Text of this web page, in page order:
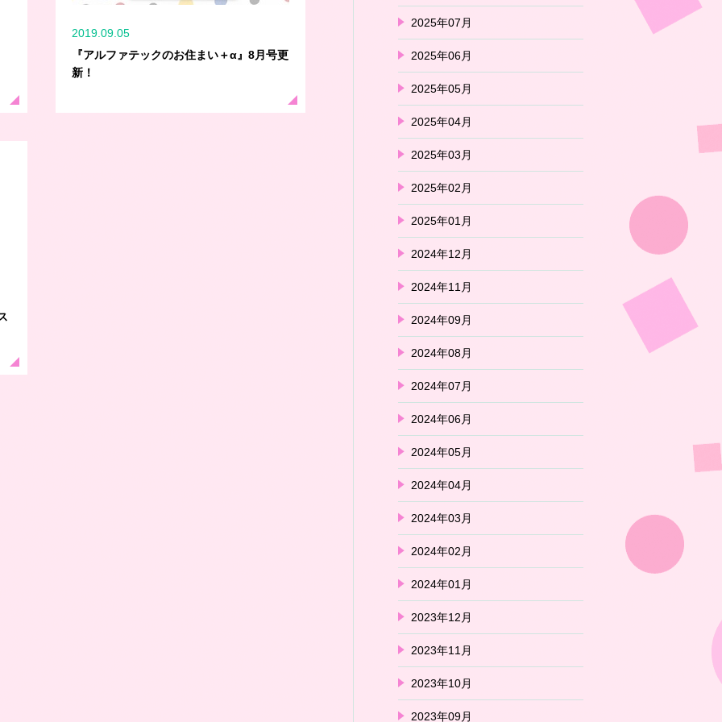
2019.09.05
『アルファテックのお住まい＋α』8月号更
新！
2025年07月
2025年06月
2025年05月
2025年04月
2025年03月
2025年02月
2025年01月
2024年12月
2024年11月
2024年09月
2024年08月
2024年07月
2024年06月
2024年05月
2024年04月
2024年03月
2024年02月
2024年01月
2023年12月
2023年11月
2023年10月
2023年09月